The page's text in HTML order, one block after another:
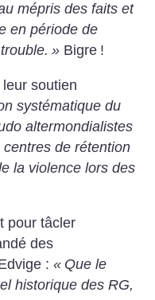
mépris des faits et
en période de
» Bigre !
soutien
systématique du
altermondialistes
centres de rétention
la violence lors des
pour tâcler
des
:« Que le
historique des RG,